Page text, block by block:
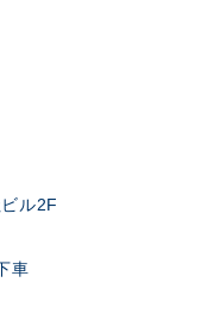
ル2F
車